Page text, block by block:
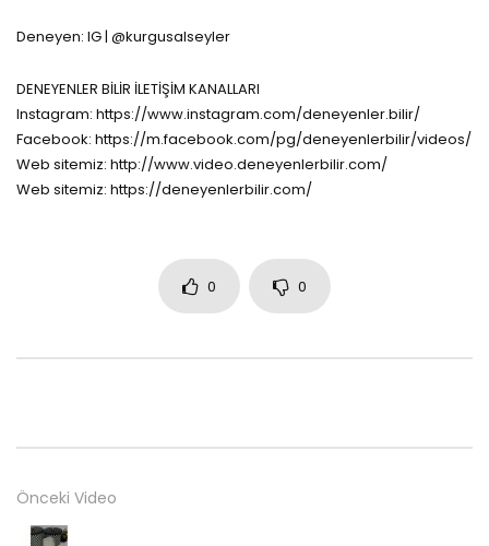
Deneyen: IG | @kurgusalseyler
DENEYENLER BİLİR İLETİŞİM KANALLARI
Instagram: https://www.instagram.com/deneyenler.bilir/
Facebook: https://m.facebook.com/pg/deneyenlerbilir/videos/
Web sitemiz: http://www.video.deneyenlerbilir.com/
Web sitemiz: https://deneyenlerbilir.com/
0 0
Önceki Video